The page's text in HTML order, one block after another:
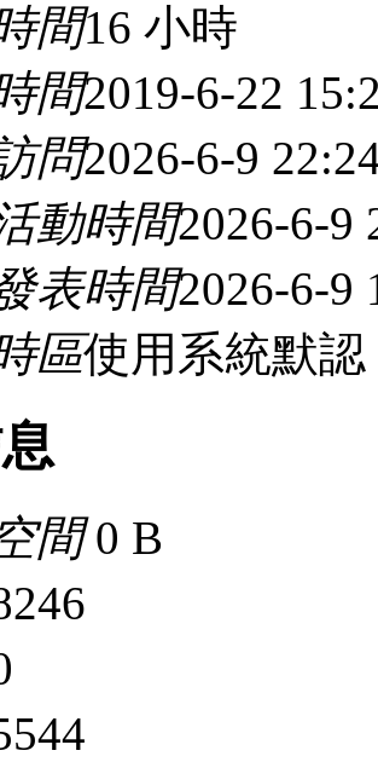
間16 小時
間2019-6-22
問2026-6-9
動時間2026-6-9
表時間2026-6-9
區使用系統默認
間0 B